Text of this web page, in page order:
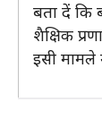
बता दें कि
शैक्षिक
इसी